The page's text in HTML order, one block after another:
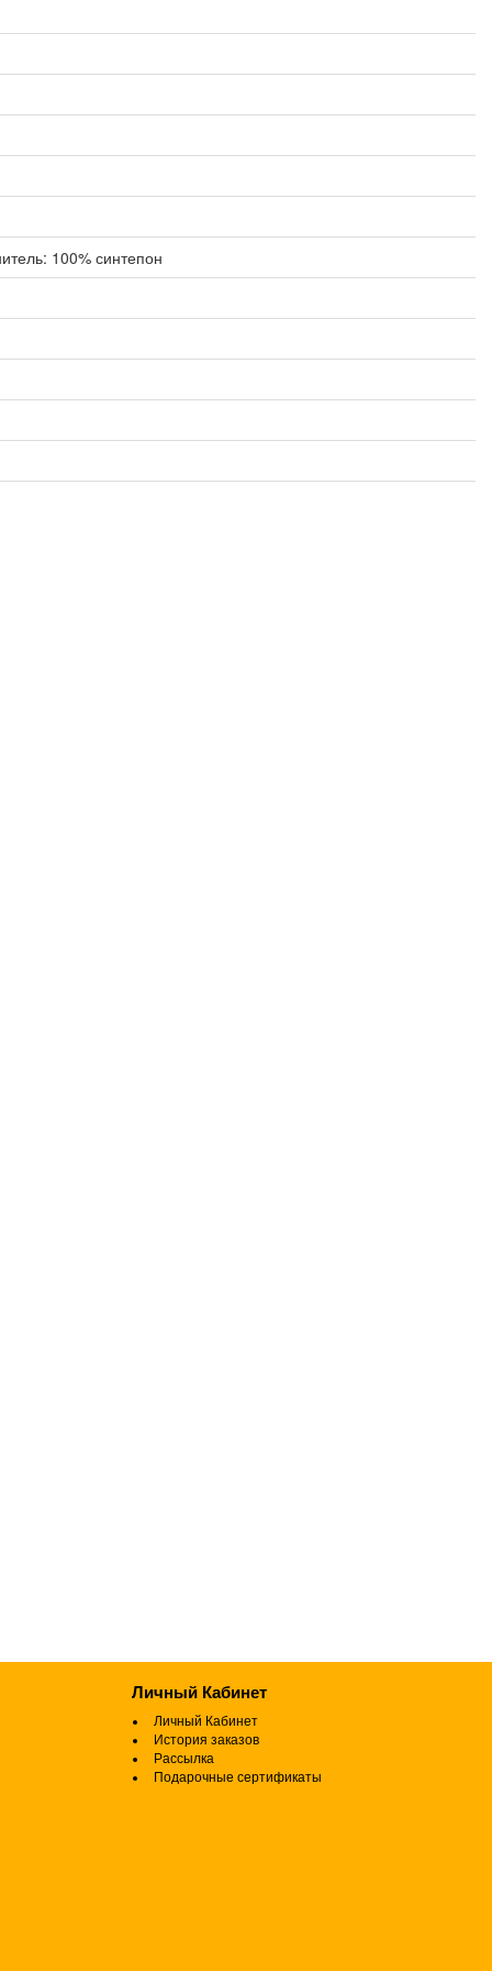
100% синтепон
Личный Кабинет
Личный Кабинет
История заказов
Рассылка
Подарочные сертификаты